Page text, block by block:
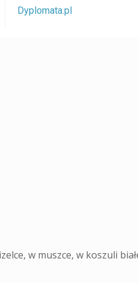
Dyplomata.pl
w muszce, w koszuli